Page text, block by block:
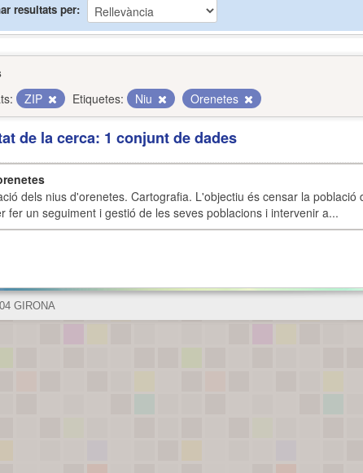
resultats per
ZIP Etiquetes: Niu Orenetes
de la cerca: 1 conjunt de dades
dels nius d'orenetes. Cartografia. L'objectiu és censar la població
fer un seguiment i gestió de les seves poblacions i intervenir a...
GIRONA